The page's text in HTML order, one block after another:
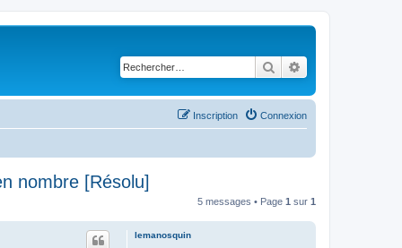
Rechercher
Connexion
Inscription
nombre [Résolu]
5 messages • Page 1 sur 1
lemanosquin